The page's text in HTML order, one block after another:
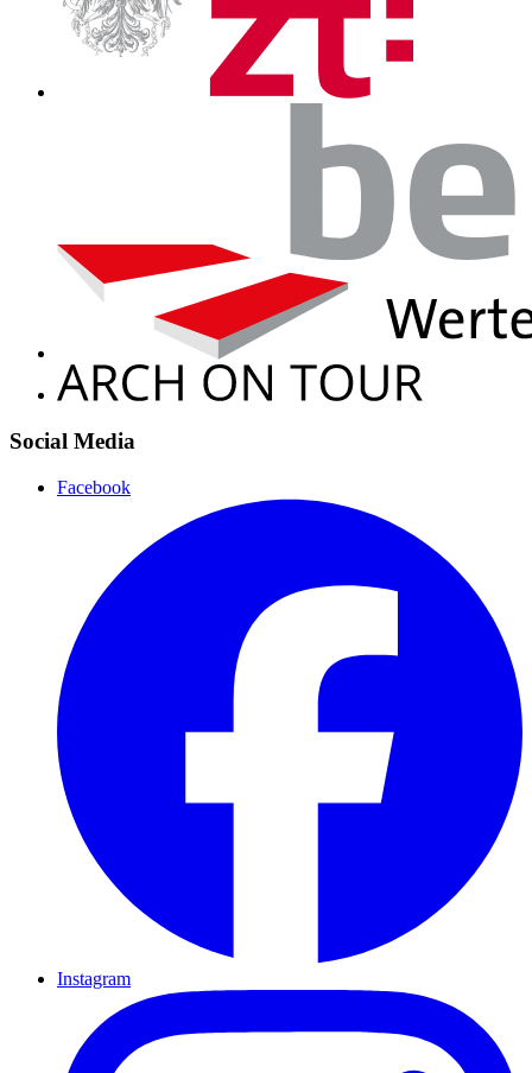
Social Media
Facebook
Instagram